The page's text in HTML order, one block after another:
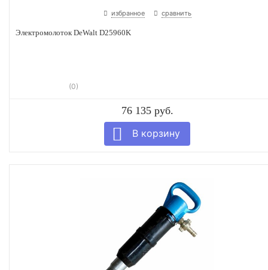
избранное сравнить
Электромолоток DeWalt D25960K
(0)
76 135 руб.